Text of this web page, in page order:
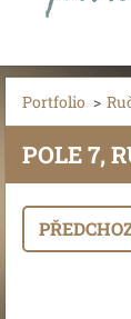
Portfolio >
POLE 7,